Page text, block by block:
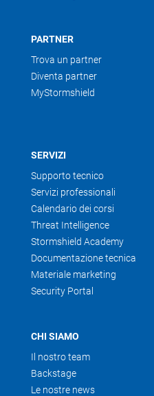
PARTNER
Trova un partner
Diventa partner
MyStormshield
SERVIZI
Supporto tecnico
Servizi professionali
Calendario dei corsi
Threat Intelligence
Stormshield Academy
Documentazione tecnica
Materiale marketing
Security Portal
CHI SIAMO
Il nostro team
Backstage
Le nostre news